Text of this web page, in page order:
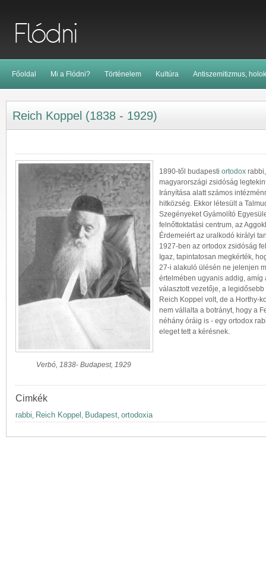
Főoldal Mi a Flódni? Történelem Kultúra Antiszemitizmus,
Reich Koppel (1838 - 1929)
Verbó, 1838- Budapest, 1929
1890-től budapesti ortodox
magyarországi zsidóság
Irányítása alatt számos
hitközség. Ekkor létesült a
Szegényeket Gyámolító
felnőttoktatási centrum, az
Érdemeiért az uralkodó királyi
1927-ben az ortodox zsidóság
Igaz, tapintatosan megkérték,
27-i alakuló ülésén ne jelenjen
értelmében ugyanis addig, amíg
választott vezetője, a
Reich Koppel volt, de a Horthy-
nem vállalta a botrányt, hogy a
néhány óráig is - egy ortodox
eleget tett a kérésnek.
Cimkék
rabbi, Reich Koppel , Budapest, ortodoxia